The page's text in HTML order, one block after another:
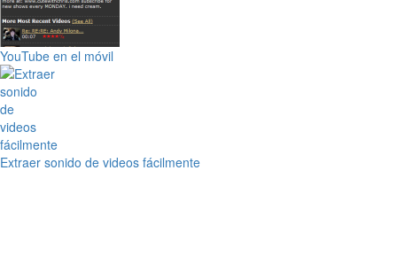
YouTube en el móvil
Extraer sonido de videos fácilmente